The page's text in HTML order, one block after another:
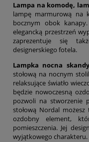
Lampa na komodę,
lampę marmurową na
bocznym obok
elegancką przestrzeń
zaprezentuje się
designerskiego fotela.
Lampka nocna
stołową na nocnym
relaksujące światło
będzie nowoczesną
pozwoli na stworzenie
stołową Nordal
ozdobny element,
pomieszczenia. Jej
wyjątkowego charakteru.